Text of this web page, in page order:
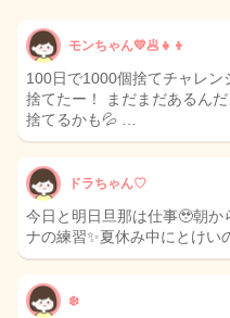
モンちゃん💛🥟👧👦
100日で1000個捨てチャレ
捨てたー！ まだまだあるん
捨てるかも💦 …
ドラちゃん♡
今日と明日旦那は仕事🥹朝か
ナの練習✨夏休み中にとけい
❄️